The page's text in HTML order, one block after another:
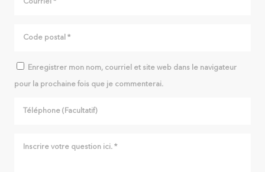
Enregistrer mon nom, courriel et site web dans le navigateur
pour la prochaine fois que je commenterai.